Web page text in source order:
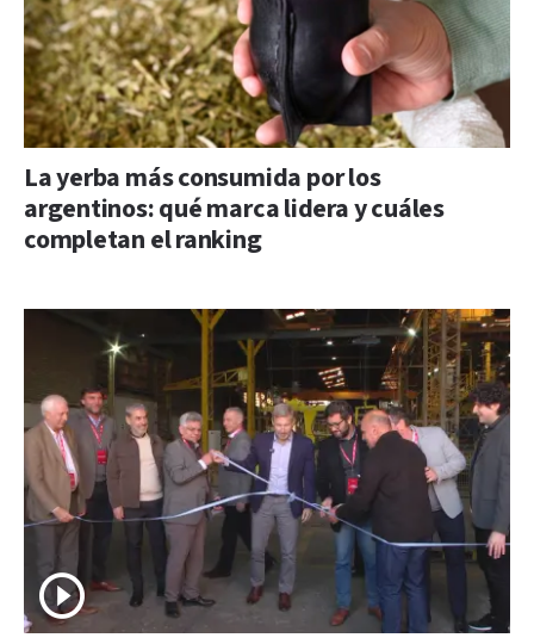
La yerba más consumida por los
argentinos: qué marca lidera y cuáles
completan el ranking